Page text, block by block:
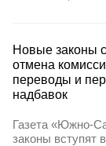
Новые законы
отмена
переводы и
надбавок
Газета «Южно-
законы вступят